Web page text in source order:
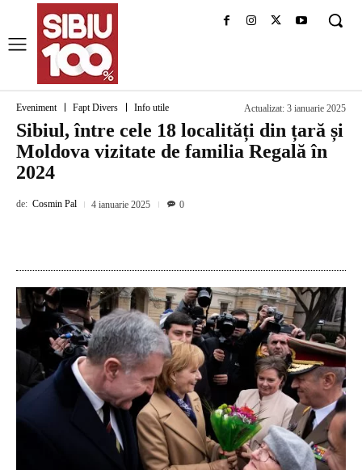
Eveniment Fapt Divers Info utile Actualizat: 3 ianuarie 2025
Sibiul, între cele 18 localități din țară și
Moldova vizitate de familia Regală în
2024
de: Cosmin Pal 4 ianuarie 2025 0